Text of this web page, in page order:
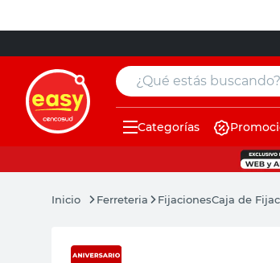
¿Qué estás buscando?
Categorías
Ferreteria FijacionesCaja de
muebles